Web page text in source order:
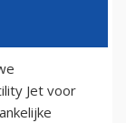
Jet voor